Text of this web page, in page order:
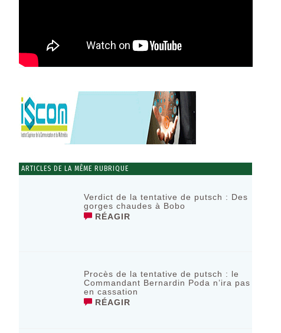
ARTICLES DE LA MÊME RUBRIQUE
Verdict de la tentative de putsch : Des
gorges chaudes à Bobo
RÉAGIR
Procès de la tentative de putsch : le
Commandant Bernardin Poda n’ira pas
en cassation
RÉAGIR